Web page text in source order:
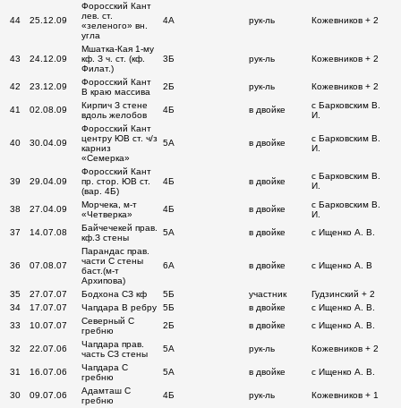
44 25.12.09
Форосский Кант
лев. ст.
«зеленого» вн.
угла
4А рук-ль Кожевников + 2
43 24.12.09
Мшатка-Кая 1-му
кф. З ч. ст. (кф.
Филат.)
3Б рук-ль Кожевников + 2
42 23.12.09
Форосский Кант
В краю массива
2Б рук-ль Кожевников + 2
41 02.08.09
Кирпич З стене
вдоль желобов
4Б в двойке
с Барковским В.
И.
40 30.04.09
Форосский Кант
центру ЮВ ст. ч/з
карниз
«Семерка»
5А в двойке
с Барковским В.
И.
39 29.04.09
Форосский Кант
пр. стор. ЮВ ст.
(вар. 4Б)
4Б в двойке
с Барковским В.
И.
38 27.04.09
Морчека, м-т
«Четверка»
4Б в двойке
с Барковским В.
И.
37
14.07.08
Байчечекей прав.
кф.З стены
5А в двойке с Ищенко А. В.
36 07.08.07
Парандас прав.
части С стены
баст.(м-т
Архипова)
6А в двойке с Ищенко А. В
35 27.07.07 Бодхона СЗ кф 5Б участник
Гудзинский + 2
34
17.07.07 Чапдара В ребру 5Б в двойке
с Ищенко А. В.
33
10.07.07
Северный С
гребню
2Б в двойке с Ищенко А. В.
32 22.07.06
Чапдара прав.
часть СЗ стены
5А рук-ль Кожевников + 2
31 16.07.06
Чапдара С
гребню
5А в двойке с Ищенко А. В.
30 09.07.06
Адамташ С
гребню
4Б рук-ль
Кожевников + 1